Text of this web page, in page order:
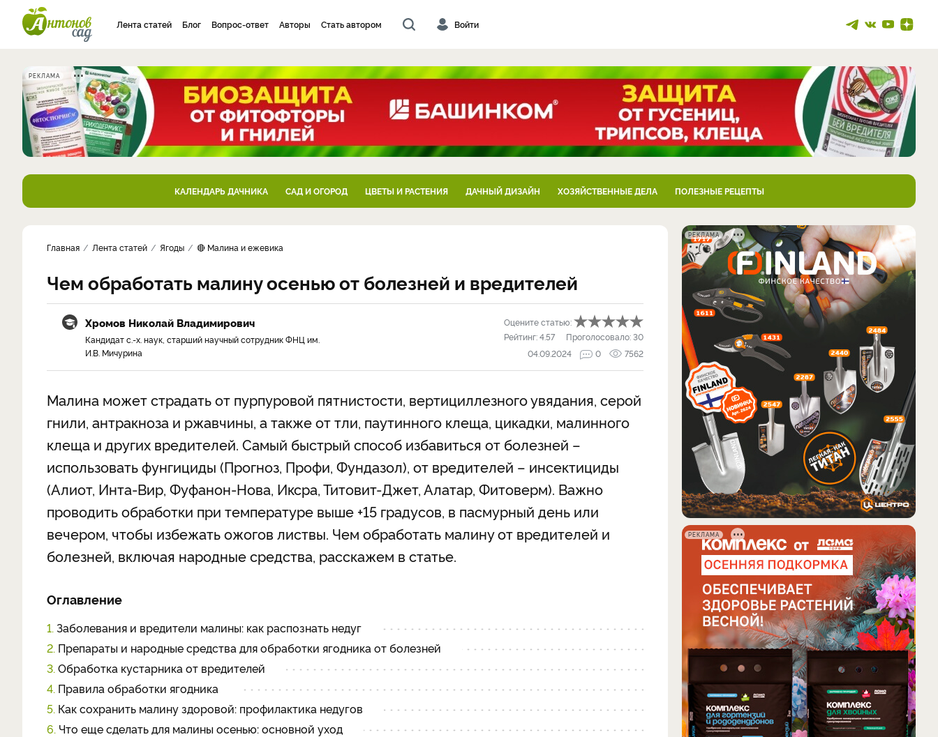
Лента статей Блог Вопрос-ответ Авторы Стать автором Войти
РЕКЛАМА
КАЛЕНДАРЬ ДАЧНИКА САД И ОГОРОД ЦВЕТЫ И РАСТЕНИЯ ДАЧНЫЙ ДИЗАЙН ХОЗЯЙСТВЕННЫЕ ДЕЛА ПОЛЕЗНЫЕ РЕЦЕПТЫ
Главная Лента статей Ягоды 🔴 Малина и ежевика
Чем обработать малину осенью от болезней и вредителей
Хромов Николай Владимирович
Кандидат с.-х. наук, старший научный сотрудник ФНЦ им.
И.В. Мичурина
Оцените статью:
Рейтинг:4.57 Проголосовало:30
04.09.2024
0 7562
Малина может страдать от пурпуровой пятнистости, вертициллезного увядания, серой
гнили, антракноза и ржавчины, а также от тли, паутинного клеща, цикадки, малинного
клеща и других вредителей. Самый быстрый способ избавиться от болезней –
использовать фунгициды (Прогноз, Профи, Фундазол), от вредителей – инсектициды
(Алиот, Инта-Вир, Фуфанон-Нова, Иксра, Титовит-Джет, Алатар, Фитоверм). Важно
проводить обработки при температуре выше +15 градусов, в пасмурный день или
вечером, чтобы избежать ожогов листвы. Чем обработать малину от вредителей и
болезней, включая народные средства, расскажем в статье.
Оглавление
1. Заболевания и вредители малины: как распознать недуг
2. Препараты и народные средства для обработки ягодника от болезней
3. Обработка кустарника от вредителей
4. Правила обработки ягодника
5. Как сохранить малину здоровой: профилактика недугов
6. Что еще сделать для малины осенью: основной уход
РЕКЛАМА
РЕКЛАМА